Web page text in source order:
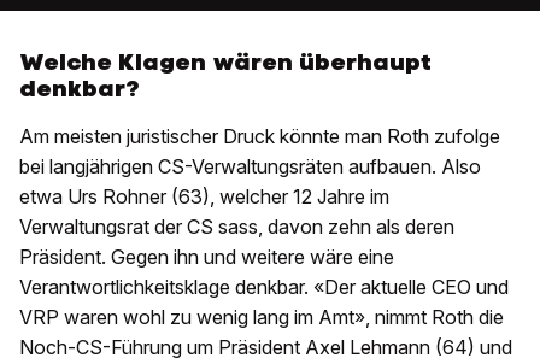
Welche Klagen wären überhaupt
denkbar?
Am meisten juristischer Druck könnte man Roth zufolge
bei langjährigen CS-Verwaltungsräten aufbauen. Also
etwa Urs Rohner (63), welcher 12 Jahre im
Verwaltungsrat der CS sass, davon zehn als deren
Präsident. Gegen ihn und weitere wäre eine
Verantwortlichkeitsklage denkbar. «Der aktuelle CEO und
VRP waren wohl zu wenig lang im Amt», nimmt Roth die
Noch-CS-Führung um Präsident Axel Lehmann (64) und